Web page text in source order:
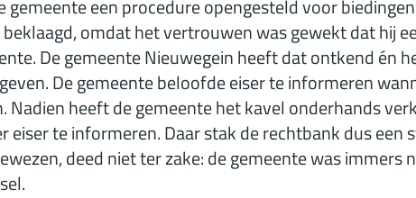
een procedure opengesteld voor
omdat het vertrouwen was gewekt dat hij
De gemeente Nieuwegein heeft dat ontkend én
De gemeente beloofde eiser te informeren
Nadien heeft de gemeente het kavel onderhands
eiser te informeren. Daar stak de rechtbank dus een
deed niet ter zake: de gemeente was immers